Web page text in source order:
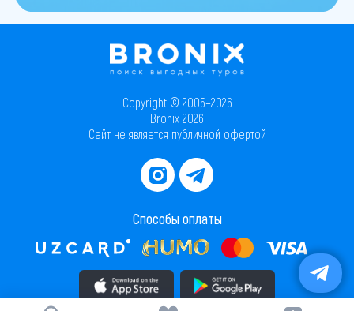
Copyright © 2005–2026
Bronix 2026
Сайт не является публичной офертой
Способы оплаты
Скачать приложение в AppStore Скачать приложение в PlayMarket